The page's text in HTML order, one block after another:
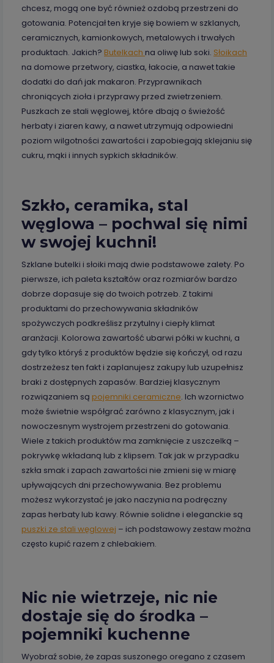
chcesz, mogą one być również ozdobą przestrzeni do
gotowania. Potencjał ten kryje się bowiem w szklanych,
ceramicznych, kamionkowych, metalowych i trwałych
produktach. Jakich? Butelkach na oliwę lub soki. Słoikach
na domowe przetwory, ciastka, łakocie, a nawet takie
dodatki do dań jak makaron. Przyprawnikach
chroniących zioła i przyprawy przed zwietrzeniem.
Puszkach ze stali węglowej, które dbają o świeżość
herbaty i ziaren kawy, a nawet utrzymują odpowiedni
poziom wilgotności zawartości i zapobiegają sklejaniu się
cukru, mąki i innych sypkich składników.
Szkło, ceramika, stal
węglowa – pochwal się nimi
w swojej kuchni!
Szklane butelki i słoiki mają dwie podstawowe zalety. Po
pierwsze, ich paleta kształtów oraz rozmiarów bardzo
dobrze dopasuje się do twoich potrzeb. Z takimi
produktami do przechowywania składników
spożywczych podkreślisz przytulny i ciepły klimat
aranżacji. Kolorowa zawartość ubarwi półki w kuchni, a
gdy tylko któryś z produktów będzie się kończył, od razu
dostrzeżesz ten fakt i zaplanujesz zakupy lub uzupełnisz
braki z dostępnych zapasów. Bardziej klasycznym
rozwiązaniem są pojemniki ceramiczne. Ich wzornictwo
może świetnie współgrać zarówno z klasycznym, jak i
nowoczesnym wystrojem przestrzeni do gotowania.
Wiele z takich produktów ma zamknięcie z uszczelką –
pokrywkę wkładaną lub z klipsem. Tak jak w przypadku
szkła smak i zapach zawartości nie zmieni się w miarę
upływających dni przechowywania. Bez problemu
możesz wykorzystać je jako naczynia na podręczny
zapas herbaty lub kawy. Równie solidne i eleganckie są
puszki ze stali węglowej – ich podstawowy zestaw można
często kupić razem z chlebakiem.
Nic nie wietrzeje, nic nie
dostaje się do środka –
pojemniki kuchenne
Wyobraź sobie, że zapas suszonego oregano z czasem